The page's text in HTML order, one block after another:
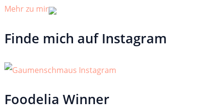
Mehr zu mir
Finde mich auf Instagram
Foodelia Winner